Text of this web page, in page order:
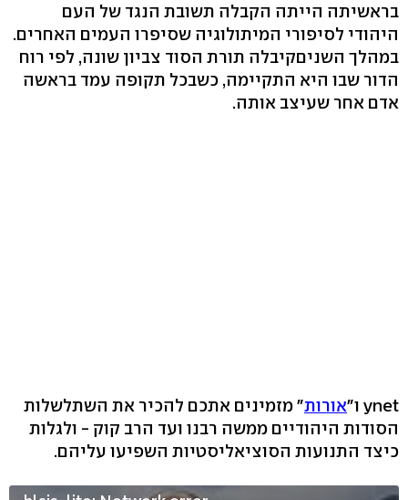
בראשיתה הייתה הקבלה תשובת הנגד של העם
היהודי לסיפורי המיתולוגיה שסיפרו העמים האחרים.
במהלך השניםקיבלה תורת הסוד צביון שונה, לפי רוח
הדור שבו היא התקיימה, כשבכל תקופה עמד בראשה
אדם אחר שעיצב אותה.
ynet ו" אורות" מזמינים אתכם להכיר את השתלשלות
הסודות היהודיים ממשה רבנו ועד הרב קוק - ולגלות
כיצד התנועות הסוציאליסטיות השפיעו עליהם.